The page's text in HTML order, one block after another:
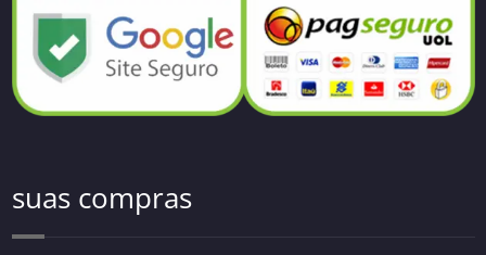
suas compras